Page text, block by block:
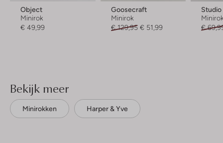
Object
Minirok
€ 49,99
Goosecraft
Minirok
€ 129,95 € 51,99
€
Bekijk meer
Minirokken Harper & Yve